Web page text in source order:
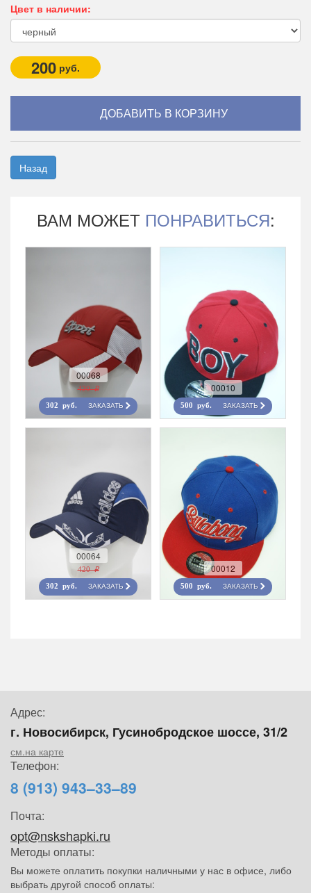
Цвет в наличии:
200 руб.
Назад
ВАМ МОЖЕТ ПОНРАВИТЬСЯ:
00068
420 r
302 руб. ЗАКАЗАТЬ
00010
500 руб. ЗАКАЗАТЬ
00064
420 r
302 руб. ЗАКАЗАТЬ
00012
500 руб. ЗАКАЗАТЬ
Адрес:
г. Новосибирск, Гусинобродское шоссе, 31/2
см.на карте
Телефон:
8 (913) 943–33–89
Почта:
opt@nskshapki.ru
Методы оплаты:
Вы можете оплатить покупки наличными у нас в офисе, либо
выбрать другой способ оплаты: